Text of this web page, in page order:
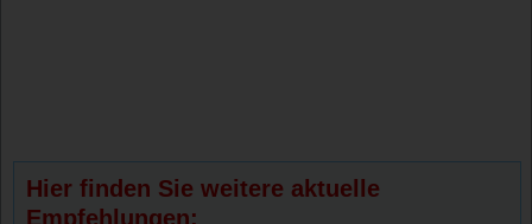
Hier finden Sie weitere aktuelle
Empfehlungen: